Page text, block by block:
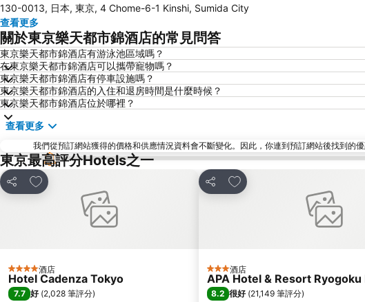
130-0013, 日本, 東京, 4 Chome-6-1 Kinshi, Sumida City
查看更多
關於東京樂天都市錦酒店的常見問答
東京樂天都市錦酒店有游泳池區域嗎？
在東京樂天都市錦酒店可以攜帶寵物嗎？
東京樂天都市錦酒店有停車設施嗎？
東京樂天都市錦酒店的入住和退房時間是什麼時候？
東京樂天都市錦酒店位於哪裡？
查看更多
我們從預訂網站獲得的價格和供應情況資料會不斷變化。因此，你連到預訂網站後找到的
東京最高評分Hotels之一
分享
放到收藏夾
4 星級 酒店
Hotel Cadenza Tokyo
7.7 好 (2,028 筆評分)
分享
放到收藏夾
3 星級酒店
APA Hotel & Resort
8.2 很好 (21,149 筆評分)